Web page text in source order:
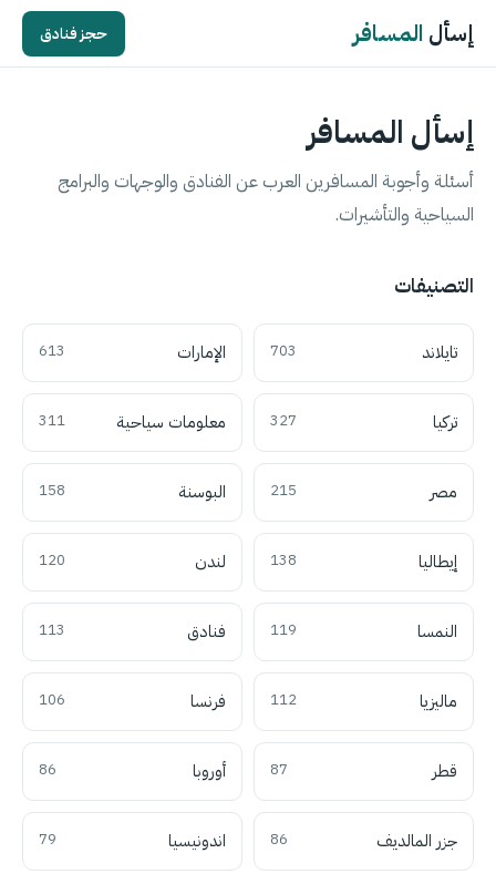
إسأل المسافر حجز فنادق
إسأل المسافر
أسئلة وأجوبة المسافرين العرب عن الفنادق والوجهات والبرامج
السياحية والتأشيرات.
التصنيفات
تايلاند 703 الإمارات 613
تركيا 327 معلومات سياحية 311
مصر 215 البوسنة 158
إيطاليا 138 لندن 120
النمسا 119 فنادق 113
ماليزيا 112 فرنسا 106
قطر 87 أوروبا 86
جزر المالديف 86 اندونيسيا 79